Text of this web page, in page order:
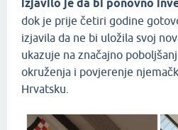
izjavilo je da bi ponovno
dok je prije četiri godine
izjavila da ne bi uložila svoj
ukazuje na značajno
okruženja i povjerenje
Hrvatsku.